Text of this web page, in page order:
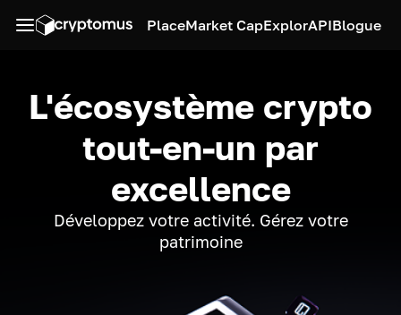
PlaceMarket CapExplorAPIBlogue
L'écosystème crypto
tout-en-un par
excellence
Développez votre activité. Gérez votre
patrimoine